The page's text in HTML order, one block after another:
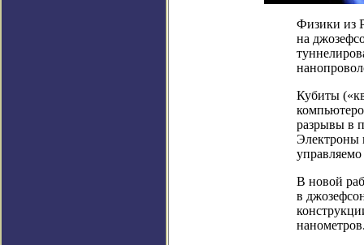
Физики из
на
Кубиты
разрывы в
Электроны
В новой
в